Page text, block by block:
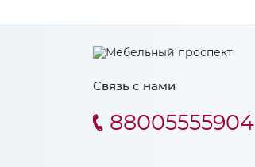
Связь с нами
88005555904